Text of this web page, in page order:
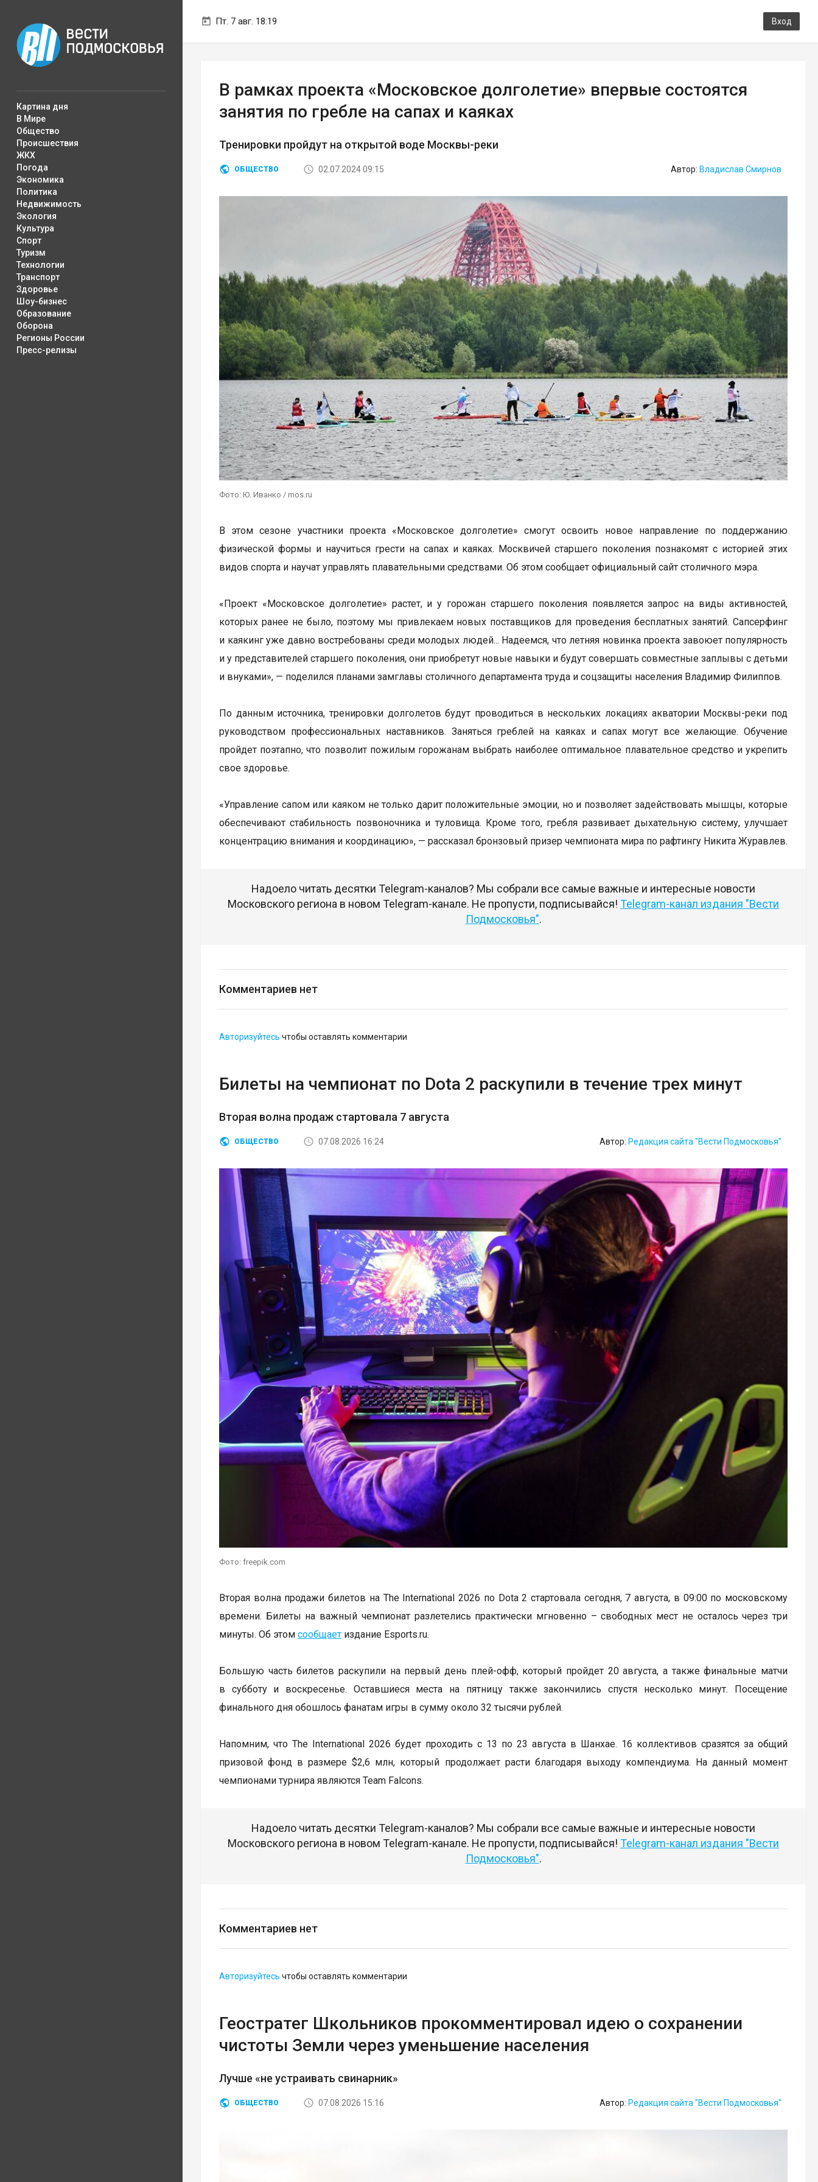
Пт. 7 авг. 18:19 Вход
Картина дня
В Мире
Общество
Происшествия
ЖКХ
Погода
Экономика
Политика
Недвижимость
Экология
Культура
Спорт
Туризм
Технологии
Транспорт
Здоровье
Шоу-бизнес
Образование
Оборона
Регионы России
Пресс-релизы
В рамках проекта «Московское долголетие» впервые состоятся
занятия по гребле на сапах и каяках
Тренировки пройдут на открытой воде Москвы-реки
ОБЩЕСТВО 02.07.2024 09:15 Автор: Владислав Смирнов
Фото: Ю. Иванко / mos.ru
В этом сезоне участники проекта «Московское долголетие» смогут освоить новое направление по поддержанию
физической формы и научиться грести на сапах и каяках. Москвичей старшего поколения познакомят с историей этих
видов спорта и научат управлять плавательными средствами. Об этом сообщает официальный сайт столичного мэра.
«Проект «Московское долголетие» растет, и у горожан старшего поколения появляется запрос на виды активностей,
которых ранее не было, поэтому мы привлекаем новых поставщиков для проведения бесплатных занятий. Сапсерфинг
и каякинг уже давно востребованы среди молодых людей... Надеемся, что летняя новинка проекта завоюет популярность
и у представителей старшего поколения, они приобретут новые навыки и будут совершать совместные заплывы с детьми
и внуками», — поделился планами замглавы столичного департамента труда и соцзащиты населения Владимир Филиппов.
По данным источника, тренировки долголетов будут проводиться в нескольких локациях акватории Москвы-реки под
руководством профессиональных наставников. Заняться греблей на каяках и сапах могут все желающие. Обучение
пройдет поэтапно, что позволит пожилым горожанам выбрать наиболее оптимальное плавательное средство и укрепить
свое здоровье.
«Управление сапом или каяком не только дарит положительные эмоции, но и позволяет задействовать мышцы, которые
обеспечивают стабильность позвоночника и туловища. Кроме того, гребля развивает дыхательную систему, улучшает
концентрацию внимания и координацию», — рассказал бронзовый призер чемпионата мира по рафтингу Никита Журавлев.
Надоело читать десятки Telegram-каналов? Мы собрали все самые важные и интересные новости
Московского региона в новом Telegram-канале. Не пропусти, подписывайся! Telegram-канал издания "Вести
Подмосковья".
Комментариев нет
Авторизуйтесь чтобы оставлять комментарии
Билеты на чемпионат по Dota 2 раскупили в течение трех минут
Вторая волна продаж стартовала 7 августа
ОБЩЕСТВО 07.08.2026 16:24 Автор: Редакция сайта "Вести Подмосковья"
Фото: freepik.com
Вторая волна продажи билетов на The International 2026 по Dota 2 стартовала сегодня, 7 августа, в 09:00 по московскому
времени. Билеты на важный чемпионат разлетелись практически мгновенно – свободных мест не осталось через три
минуты. Об этом сообщает издание Esports.ru.
Большую часть билетов раскупили на первый день плей-офф, который пройдет 20 августа, а также финальные матчи
в субботу и воскресенье. Оставшиеся места на пятницу также закончились спустя несколько минут. Посещение
финального дня обошлось фанатам игры в сумму около 32 тысячи рублей.
Напомним, что The International 2026 будет проходить с 13 по 23 августа в Шанхае. 16 коллективов сразятся за общий
призовой фонд в размере $2,6 млн, который продолжает расти благодаря выходу компендиума. На данный момент
чемпионами турнира являются Team Falcons.
Надоело читать десятки Telegram-каналов? Мы собрали все самые важные и интересные новости
Московского региона в новом Telegram-канале. Не пропусти, подписывайся! Telegram-канал издания "Вести
Подмосковья".
Комментариев нет
Авторизуйтесь чтобы оставлять комментарии
Геостратег Школьников прокомментировал идею о сохранении
чистоты Земли через уменьшение населения
Лучше «не устраивать свинарник»
ОБЩЕСТВО 07.08.2026 15:16 Автор: Редакция сайта "Вести Подмосковья"